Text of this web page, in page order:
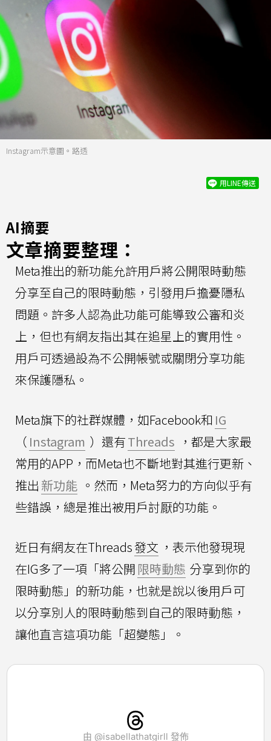
Instagram示意圖。路透
用LINE傳送
AI摘要
文章摘要整理：
Meta推出的新功能允許用戶將公開限時動態
分享至自己的限時動態，引發用戶擔憂隱私
問題。許多人認為此功能可能導致公審和炎
上，但也有網友指出其在追星上的實用性。
用戶可透過設為不公開帳號或關閉分享功能
來保護隱私。
Meta旗下的社群媒體，如Facebook和 IG
（ Instagram ）還有Threads ，都是大家最
常用的APP，而Meta也不斷地對其進行更新、
推出 新功能 。然而，Meta努力的方向似乎有
些錯誤，總是推出被用戶討厭的功能。
近日有網友在Threads發文 ，表示他發現現
在IG多了一項「將公開 限時動態 分享到你的
限時動態」的新功能，也就是說以後用戶可
以分享別人的限時動態到自己的限時動態，
讓他直言這項功能「超變態」。
由 @isabellathatgirll 發佈